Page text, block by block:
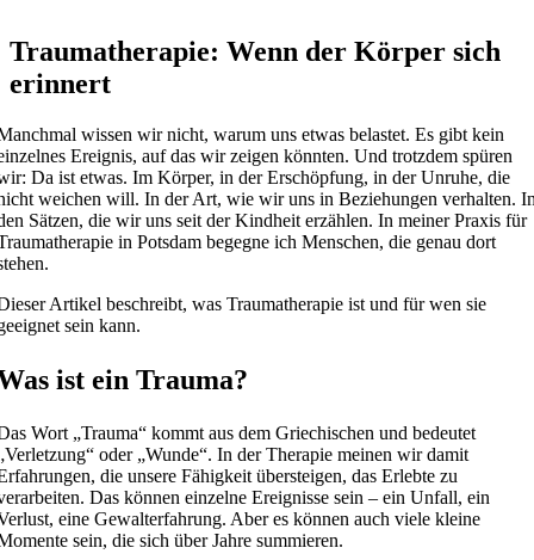
Traumatherapie: Wenn der Körper sich
erinnert
wissen wir nicht, warum uns etwas belastet. Es gibt kein
Ereignis, auf das wir zeigen könnten. Und trotzdem spüren
Da ist etwas. Im Körper, in der Erschöpfung, in der Unruhe, die
weichen will. In der Art, wie wir uns in Beziehungen verhalten.
Sätzen, die wir uns seit der Kindheit erzählen. In meiner Praxis für
in Potsdam begegne ich Menschen, die genau dort
Artikel beschreibt, was Traumatherapie ist und für wen sie
sein kann.
ist ein Trauma?
Wort „Trauma“ kommt aus dem Griechischen und bedeutet
oder „Wunde“. In der Therapie meinen wir damit
die unsere Fähigkeit übersteigen, das Erlebte zu
Das können einzelne Ereignisse sein – ein Unfall, ein
eine Gewalterfahrung. Aber es können auch viele kleine
sein, die sich über Jahre summieren.